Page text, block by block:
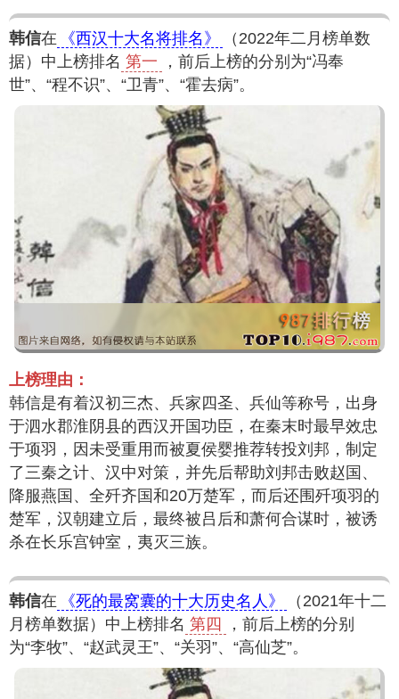
韩信在 《西汉十大名将排名》
（2022年二月榜单数
据）中上榜排名 第一
，前后上榜的分别为“冯奉
世”、“程不识”、“卫青”、“霍去病”。
上榜理由：
韩信是有着汉初三杰、兵家四圣、兵仙等称号，出身
于泗水郡淮阴县的西汉开国功臣，在秦末时最早效忠
于项羽，因未受重用而被夏侯婴推荐转投刘邦，制定
了三秦之计、汉中对策，并先后帮助刘邦击败赵国、
降服燕国、全歼齐国和20万楚军，而后还围歼项羽的
楚军，汉朝建立后，最终被吕后和萧何合谋时，被诱
杀在长乐宫钟室，夷灭三族。
韩信在 《死的最窝囊的十大历史名人》
（2021年十二
月榜单数据）中上榜排名 第四
，前后上榜的分别
为“李牧”、“赵武灵王”、“关羽”、“高仙芝”。